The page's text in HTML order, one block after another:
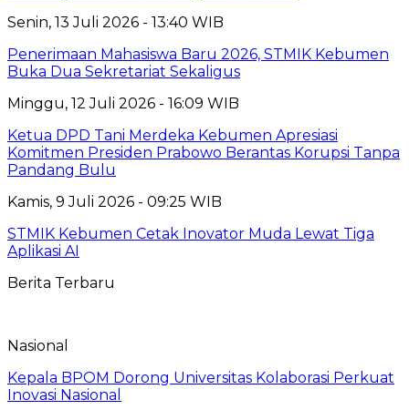
Senin, 13 Juli 2026 - 13:40 WIB
Penerimaan Mahasiswa Baru 2026, STMIK Kebumen
Buka Dua Sekretariat Sekaligus
Minggu, 12 Juli 2026 - 16:09 WIB
Ketua DPD Tani Merdeka Kebumen Apresiasi
Komitmen Presiden Prabowo Berantas Korupsi Tanpa
Pandang Bulu
Kamis, 9 Juli 2026 - 09:25 WIB
STMIK Kebumen Cetak Inovator Muda Lewat Tiga
Aplikasi AI
Berita Terbaru
Nasional
Kepala BPOM Dorong Universitas Kolaborasi Perkuat
Inovasi Nasional